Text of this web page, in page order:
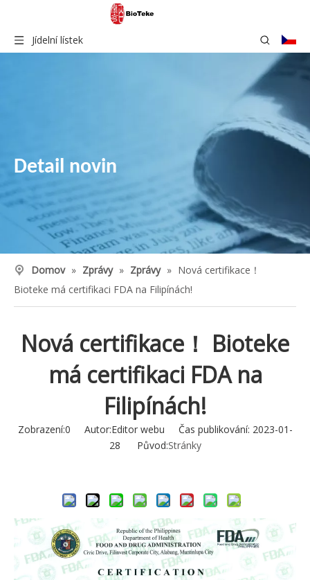
Jídelní lístek
Detail novin
Domov » Zprávy » Zprávy » Nová certifikace！
Bioteke má certifikaci FDA na Filipínách!
Nová certifikace！ Bioteke
má certifikaci FDA na
Filipínách!
Zobrazení:0 Autor:Editor webu Čas publikování: 2023-01-
28 Původ:Stránky